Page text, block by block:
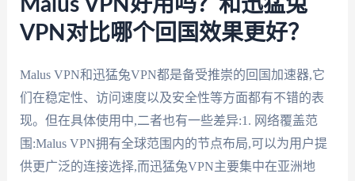
Malus VPN好用吗？和迅猛兔
VPN对比哪个回国效果更好？
Malus VPN和迅猛兔VPN都是备受推崇的回国加速器,它
们在稳定性、访问速度以及安全性等方面都有不错的表
现。但在具体使用中,二者也有一些差异:1. 网络覆盖范
围:Malus VPN拥有全球范围内的节点布局,可以为用户提
供更广泛的连接选择,而迅猛兔VPN主要集中在亚洲地